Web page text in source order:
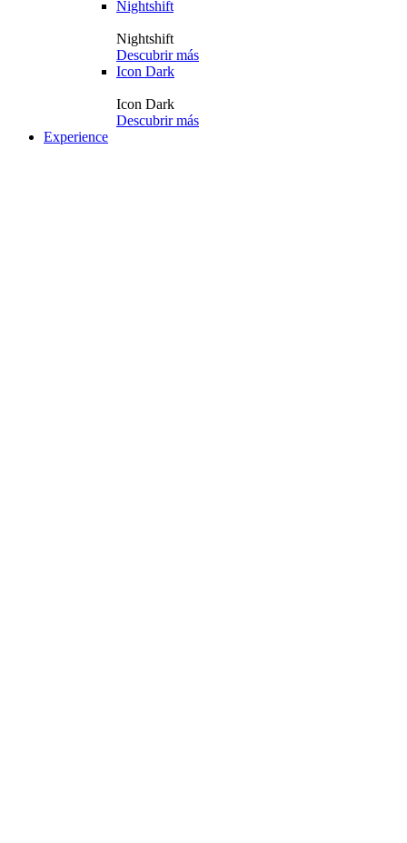
Nightshift
Nightshift
Descubrir más
Icon Dark
Icon Dark
Descubrir más
Experience